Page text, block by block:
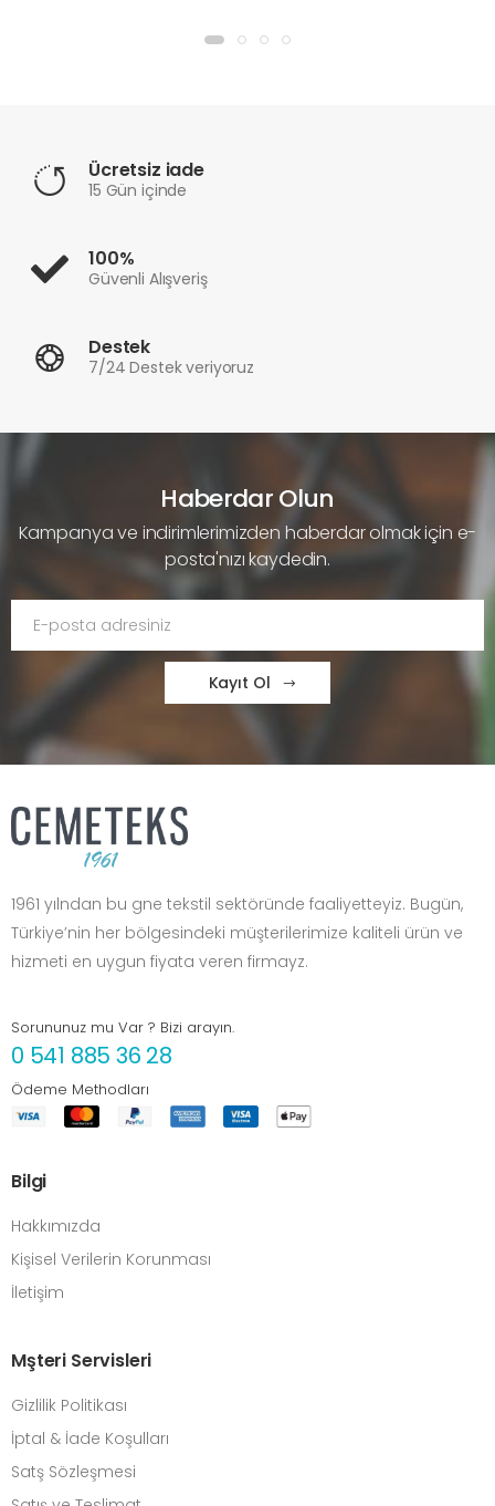
Ücretsiz iade
15 Gün içinde
100%
Güvenli Alışveriş
Destek
7/24 Destek veriyoruz
Haberdar Olun
Kampanya ve indirimlerimizden haberdar olmak için e-
posta'nızı kaydedin.
Kayıt Ol
1961 yılndan bu gne tekstil sektöründe faaliyetteyiz. Bugün,
Türkiye’nin her bölgesindeki müşterilerimize kaliteli ürün ve
hizmeti en uygun fiyata veren firmayz.
Sorununuz mu Var ? Bizi arayın.
0 541 885 36 28
Ödeme Methodları
Bilgi
Hakkımızda
Kişisel Verilerin Korunması
İletişim
Mşteri Servisleri
Gizlilik Politikası
İptal & İade Koşulları
Satş Sözleşmesi